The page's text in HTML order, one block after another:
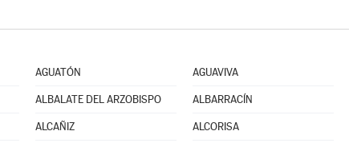
AGUATÓN AGUAVIVA
ALBALATE DEL ARZOBISPO ALBARRACÍN
ALCAÑIZ ALCORISA